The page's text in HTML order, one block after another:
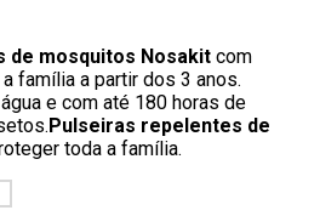
de mosquitos Nosakit com
família a partir dos 3 anos.
e com até 180 horas de
Pulseiras repelentes de
toda a família.